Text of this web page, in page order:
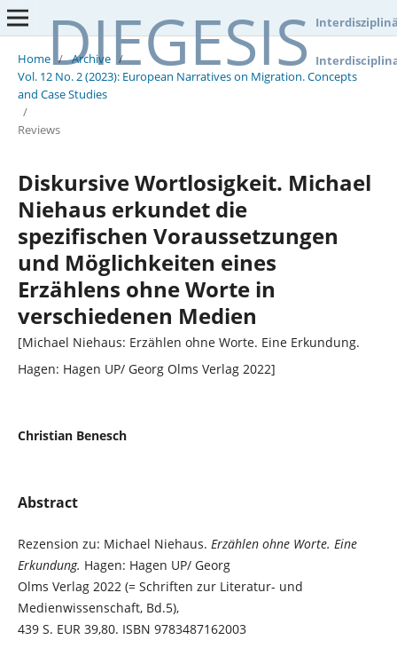
DIEGESIS
Home / Archive /
Vol. 12 No. 2 (2023): European Narratives on Migration. Concepts
and Case Studies
/
Reviews
Diskursive Wortlosigkeit. Michael
Niehaus erkundet die
spezifischen Voraussetzungen
und Möglichkeiten eines
Erzählens ohne Worte in
verschiedenen Medien
[Michael Niehaus: Erzählen ohne Worte. Eine Erkundung.
Hagen: Hagen UP/ Georg Olms Verlag 2022]
Christian Benesch
Abstract
Rezension zu: Michael Niehaus. Erzählen ohne Worte. Eine
Erkundung. Hagen: Hagen UP/ Georg
Olms Verlag 2022 (= Schriften zur Literatur- und
Medienwissenschaft, Bd.5),
439 S. EUR 39,80. ISBN 9783487162003